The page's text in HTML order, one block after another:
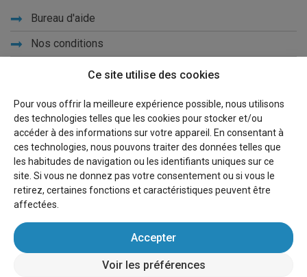
Ce site utilise des cookies
Pour vous offrir la meilleure expérience possible, nous utilisons
des technologies telles que les cookies pour stocker et/ou
accéder à des informations sur votre appareil. En consentant à
ces technologies, nous pouvons traiter des données telles que
les habitudes de navigation ou les identifiants uniques sur ce
site. Si vous ne donnez pas votre consentement ou si vous le
retirez, certaines fonctions et caractéristiques peuvent être
affectées.
Accepter
Voir les préférences
Bureau d'aide
Nos conditions
Vacances d'école
Qui sommes-nous ?
Privacy
Liens
Plan du site